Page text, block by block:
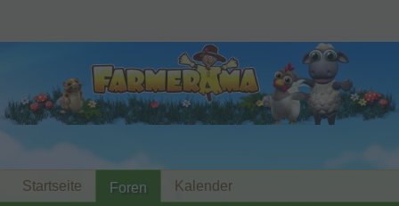
Startseite Foren Kalender